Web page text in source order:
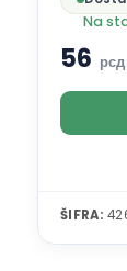
Na
56 рсд
ŠIFRA: